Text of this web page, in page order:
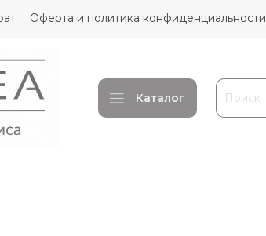
Оферта и политика конфиденциальности
Каталог